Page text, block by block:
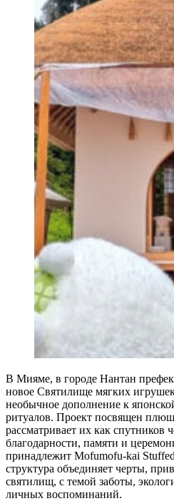
В Мияме, в городе Нантан
новое Святилище мягких
необычное дополнение к
ритуалов. Проект посвящен
рассматривает их как спутников
благодарности, памяти и
принадлежит Mofumofu-kai
структура объединяет черты,
святилищ, с темой заботы,
личных воспоминаний.